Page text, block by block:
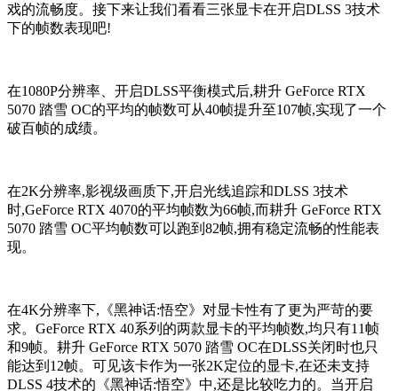
戏的流畅度。接下来让我们看看三张显卡在开启DLSS 3技术
下的帧数表现吧!
在1080P分辨率、开启DLSS平衡模式后,耕升 GeForce RTX
5070 踏雪 OC的平均的帧数可从40帧提升至107帧,实现了一个
破百帧的成绩。
在2K分辨率,影视级画质下,开启光线追踪和DLSS 3技术
时,GeForce RTX 4070的平均帧数为66帧,而耕升 GeForce RTX
5070 踏雪 OC平均帧数可以跑到82帧,拥有稳定流畅的性能表
现。
在4K分辨率下,《黑神话:悟空》对显卡性有了更为严苛的要
求。GeForce RTX 40系列的两款显卡的平均帧数,均只有11帧
和9帧。耕升 GeForce RTX 5070 踏雪 OC在DLSS关闭时也只
能达到12帧。可见该卡作为一张2K定位的显卡,在还未支持
DLSS 4技术的《黑神话:悟空》中,还是比较吃力的。当开启